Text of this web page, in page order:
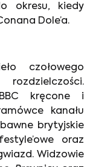
okresu, kiedy
Dole’a.
czołowego
kręcone i
kanału
brytyjskie
oraz
Widzowie